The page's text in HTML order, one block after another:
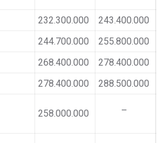
232.300.000
243.400.000
244.700.000
255.800.000
268.400.000
278.400.000
278.400.000 288.500.000
258.000.000 –